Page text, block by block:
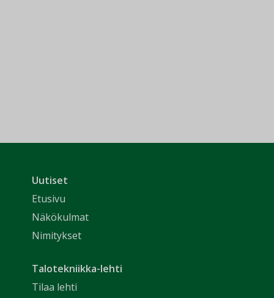
Uutiset
Etusivu
Näkökulmat
Nimitykset
Talotekniikka-lehti
Tilaa lehti